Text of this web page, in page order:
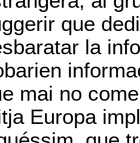
que
la
mai no
Europa